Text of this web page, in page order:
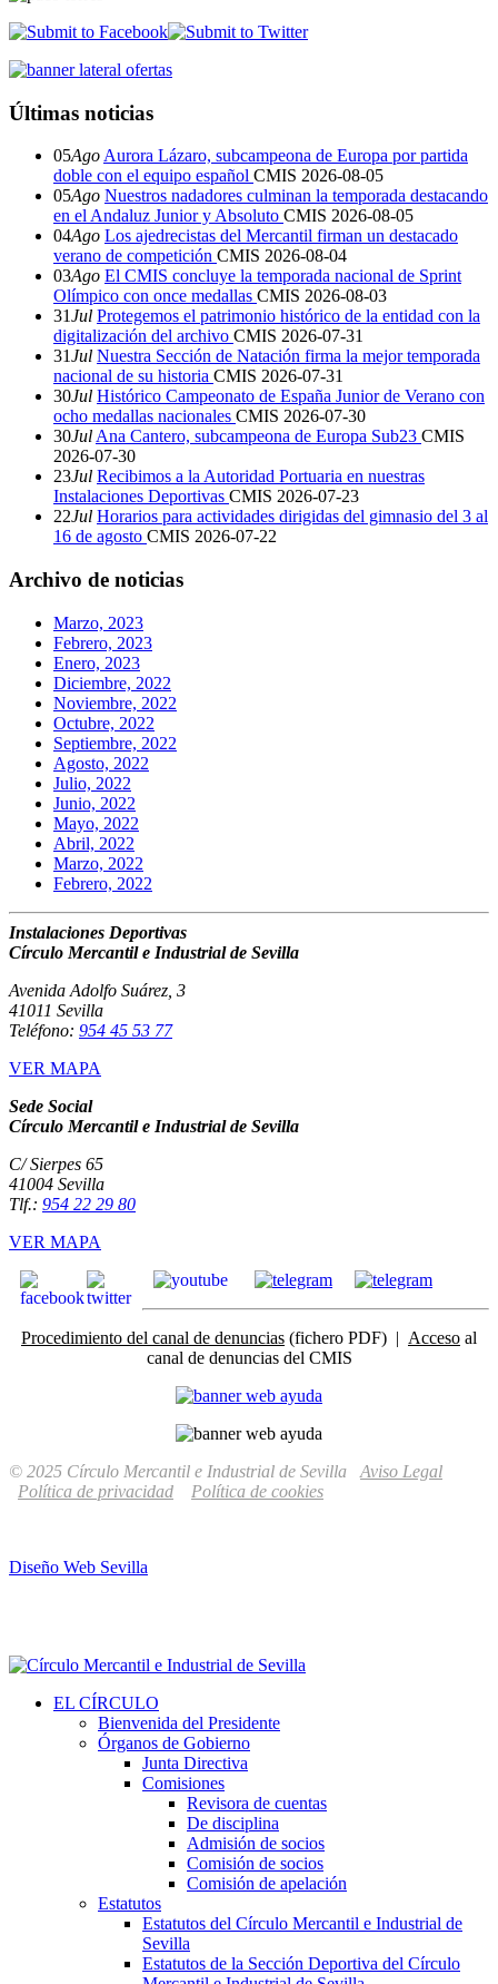
Últimas noticias
05Ago Aurora Lázaro, subcampeona de Europa por partida
doble con el equipo español CMIS 2026-08-05
05Ago Nuestros nadadores culminan la temporada destacando
en el Andaluz Junior y Absoluto CMIS 2026-08-05
04Ago Los ajedrecistas del Mercantil firman un destacado
verano de competición CMIS 2026-08-04
03Ago El CMIS concluye la temporada nacional de Sprint
Olímpico con once medallas CMIS 2026-08-03
31Jul Protegemos el patrimonio histórico de la entidad con la
digitalización del archivo CMIS 2026-07-31
31Jul Nuestra Sección de Natación firma la mejor temporada
nacional de su historia CMIS 2026-07-31
30Jul Histórico Campeonato de España Junior de Verano con
ocho medallas nacionales CMIS 2026-07-30
30Jul Ana Cantero, subcampeona de Europa Sub23 CMIS
2026-07-30
23Jul Recibimos a la Autoridad Portuaria en nuestras
Instalaciones Deportivas CMIS 2026-07-23
22Jul Horarios para actividades dirigidas del gimnasio del 3 al
16 de agosto CMIS 2026-07-22
Archivo de noticias
Marzo, 2023
Febrero, 2023
Enero, 2023
Diciembre, 2022
Noviembre, 2022
Octubre, 2022
Septiembre, 2022
Agosto, 2022
Julio, 2022
Junio, 2022
Mayo, 2022
Abril, 2022
Marzo, 2022
Febrero, 2022
Instalaciones Deportivas
Círculo Mercantil e Industrial de Sevilla
Avenida Adolfo Suárez, 3
41011 Sevilla
Teléfono: 954 45 53 77
VER MAPA
Sede Social
Círculo Mercantil e Industrial de Sevilla
C/ Sierpes 65
41004 Sevilla
Tlf.: 954 22 29 80
VER MAPA
Procedimiento del canal de denuncias (fichero PDF) | Acceso al
canal de denuncias del CMIS
© 2025 Círculo Mercantil e Industrial de Sevilla Aviso Legal
Política de privacidad
Política de cookies
Diseño Web Sevilla
EL CÍRCULO
Bienvenida del Presidente
Órganos de Gobierno
Junta Directiva
Comisiones
Revisora de cuentas
De disciplina
Admisión de socios
Comisión de socios
Comisión de apelación
Estatutos
Estatutos del Círculo Mercantil e Industrial de
Sevilla
Estatutos de la Sección Deportiva del Círculo